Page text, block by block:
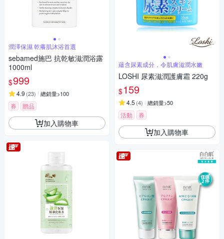
潤澤保濕 乾癢肌沐浴首選
sebamed施巴 抗乾敏滋潤浴露
1000ml
$999
4.9 (23) 總銷量>100
券 贈品
加入購物車
蘊含尿素成分，令肌膚滋潤水嫩
LOSHI 尿素滋潤護膚霜 220g
$159
4.5 (4) 總銷量>50
活動 券
加入購物車